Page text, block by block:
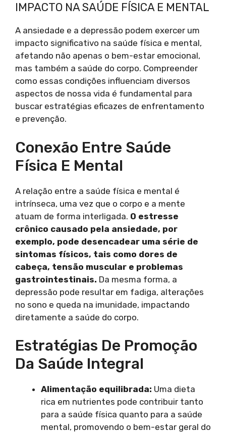
IMPACTO NA SAÚDE FÍSICA E MENTAL
A ansiedade e a depressão podem exercer um
impacto significativo na saúde física e mental,
afetando não apenas o bem-estar emocional,
mas também a saúde do corpo. Compreender
como essas condições influenciam diversos
aspectos de nossa vida é fundamental para
buscar estratégias eficazes de enfrentamento
e prevenção.
Conexão Entre Saúde
Física E Mental
A relação entre a saúde física e mental é
intrínseca, uma vez que o corpo e a mente
atuam de forma interligada. O estresse
crônico causado pela ansiedade, por
exemplo, pode desencadear uma série de
sintomas físicos, tais como dores de
cabeça, tensão muscular e problemas
gastrointestinais. Da mesma forma, a
depressão pode resultar em fadiga, alterações
no sono e queda na imunidade, impactando
diretamente a saúde do corpo.
Estratégias De Promoção
Da Saúde Integral
Alimentação equilibrada: Uma dieta
rica em nutrientes pode contribuir tanto
para a saúde física quanto para a saúde
mental, promovendo o bem-estar geral do